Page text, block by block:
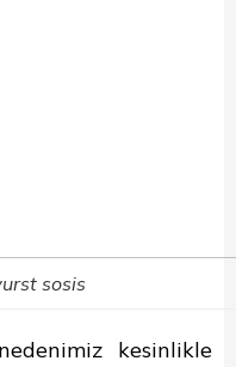
sosis
kesinlikle